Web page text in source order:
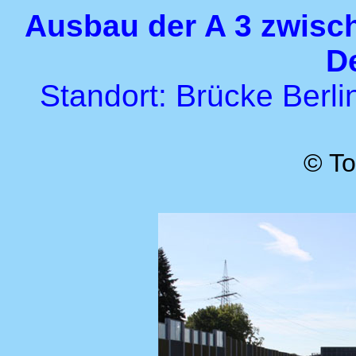
Ausbau der A 3
Standort: Brücke
©